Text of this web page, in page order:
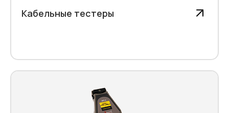
Кабельные тестеры